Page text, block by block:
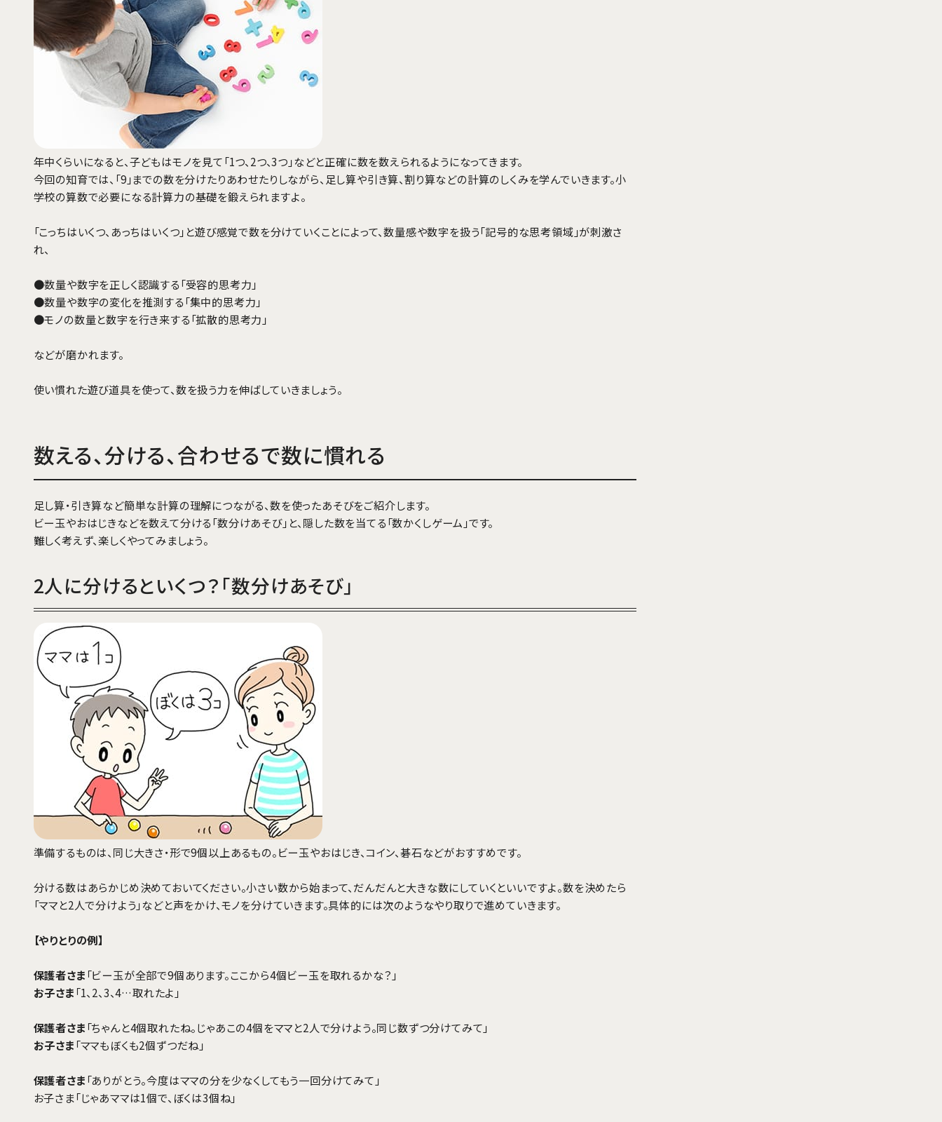
年中くらいになると、子どもはモノを見て「1つ、2つ、3つ」などと正確に数を数えられるようになってきます。
今回の知育では、「9」までの数を分けたりあわせたりしながら、足し算や引き算、割り算などの計算のしくみを学んでいきます。小
学校の算数で必要になる計算力の基礎を鍛えられますよ。
「こっちはいくつ、あっちはいくつ」と遊び感覚で数を分けていくことによって、数量感や数字を扱う「記号的な思考領域」が刺激さ
れ、
●数量や数字を正しく認識する「受容的思考力」
●数量や数字の変化を推測する「集中的思考力」
●モノの数量と数字を行き来する「拡散的思考力」
などが磨かれます。
使い慣れた遊び道具を使って、数を扱う力を伸ばしていきましょう。
数える、分ける、合わせるで数に慣れる
足し算・引き算など簡単な計算の理解につながる、数を使ったあそびをご紹介します。
ビー玉やおはじきなどを数えて分ける「数分けあそび」と、隠した数を当てる「数かくしゲーム」です。
難しく考えず、楽しくやってみましょう。
2人に分けるといくつ？「数分けあそび」
準備するものは、同じ大きさ・形で9個以上あるもの。ビー玉やおはじき、コイン、碁石などがおすすめです。
分ける数はあらかじめ決めておいてください。小さい数から始まって、だんだんと大きな数にしていくといいですよ。数を決めたら
「ママと2人で分けよう」などと声をかけ、モノを分けていきます。具体的には次のようなやり取りで進めていきます。
【やりとりの例】
保護者さま 「ビー玉が全部で9個あります。ここから4個ビー玉を取れるかな？」
お子さま 「1、2、3、4…取れたよ」
保護者さま 「ちゃんと4個取れたね。じゃあこの4個をママと2人で分けよう。同じ数ずつ分けてみて」
お子さま 「ママもぼくも2個ずつだね」
保護者さま 「ありがとう。今度はママの分を少なくしてもう一回分けてみて」
お子さま 「じゃあママは1個で、ぼくは3個ね」